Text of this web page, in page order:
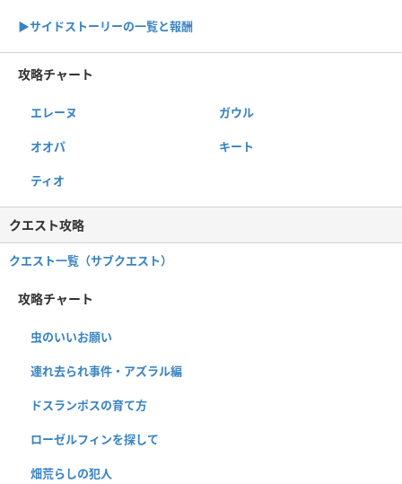
▶サイドストーリーの一覧と報酬
攻略チャート
エレーヌ ガウル
オオパ キート
ティオ
クエスト攻略
クエスト一覧（サブクエスト）
攻略チャート
虫のいいお願い
連れ去られ事件・アズラル編
ドスランポスの育て方
ローゼルフィンを探して
畑荒らしの犯人